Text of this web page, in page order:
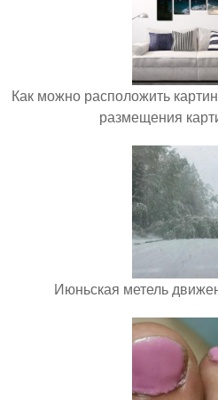
Как можно расположить
размещения
Июньская метель